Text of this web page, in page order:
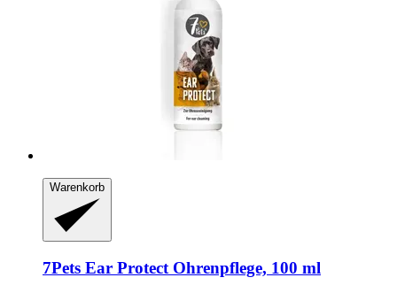
Warenkorb
7Pets Ear Protect Ohrenpflege, 100 ml